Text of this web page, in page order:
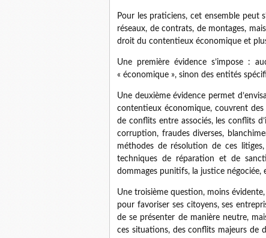
Pour les praticiens, cet ensemble peut
réseaux, de contrats, de montages,
droit du contentieux économique et
Une première évidence s’impose :
« économique », sinon des entités
Une deuxième évidence permet
contentieux économique, couvrent
de conflits entre associés, les conflits
corruption, fraudes diverses,
méthodes de résolution de ces
techniques de réparation et de
dommages punitifs, la justice négociée,
Une troisième question, moins
pour favoriser ses citoyens, ses
de se présenter de manière neutre,
ces situations, des conflits majeurs de